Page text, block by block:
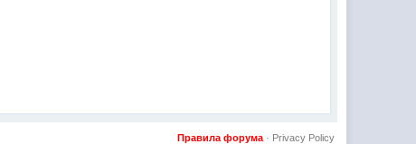
Privacy Policy
Правила форума·